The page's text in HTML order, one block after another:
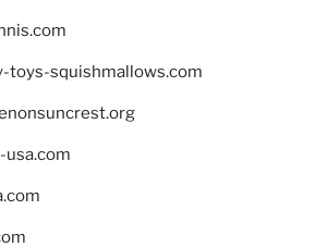
toys-squishmallows.com